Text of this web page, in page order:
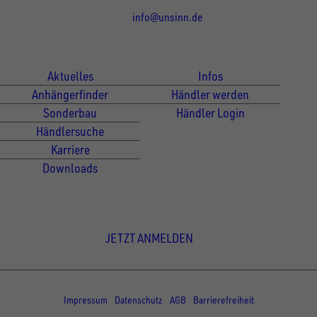
info@unsinn.de
Aktuelles
Anhängerfinder
Sonderbau
Händlersuche
Karriere
Downloads
Infos
Händler werden
Händler Login
JETZT ANMELDEN
Impressum
Datenschutz AGB Barrierefreiheit